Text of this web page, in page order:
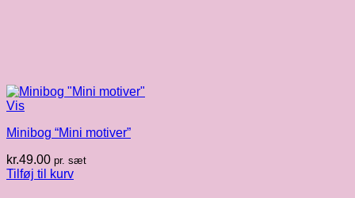
Vis
Minibog “Mini motiver”
kr.49.00 pr. sæt
Tilføj til kurv